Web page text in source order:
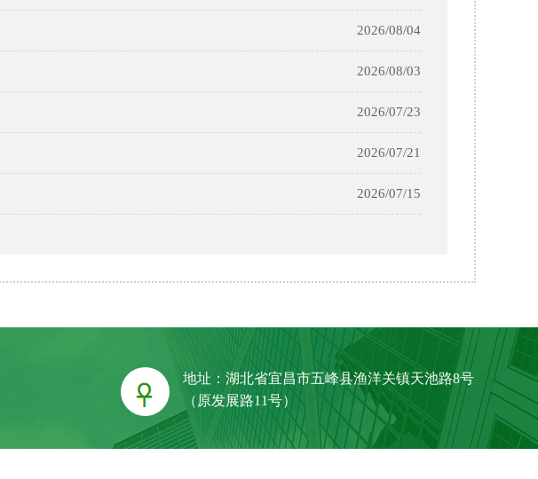
2026/08/04
2026/08/03
2026/07/23
2026/07/21
2026/07/15
地址：湖北省宜昌市五峰县渔洋关镇天池路8号
（原发展路11号）